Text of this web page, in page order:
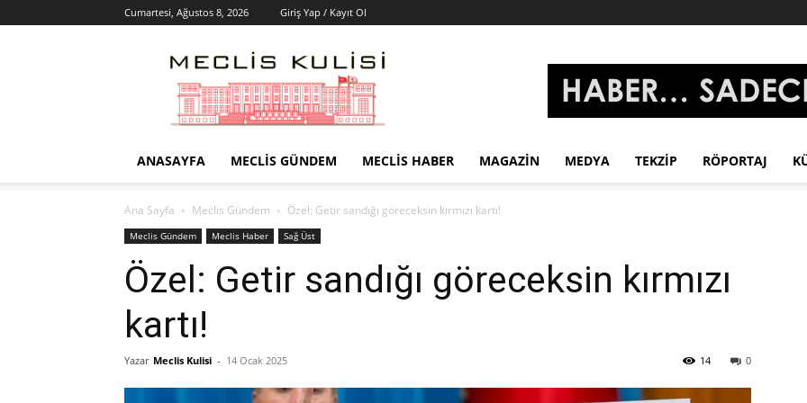
Cumartesi, Ağustos 8, 2026 Giriş Yap / Kayıt Ol
Meclis
Kulisi
–
Haber
ANASAYFA
MECLIS GÜNDEM MECLIS HABER MAGAZIN MEDYA TEKZIP RÖPORTAJ
Ana Sayfa Meclis Gündem Özel: Getir sandığı göreceksin kırmızı kartı!
Meclis Gündem Meclis Haber Sağ Üst
Özel: Getir sandığı göreceksin kırmızı
kartı!
Yazar Meclis Kulisi - 14 Ocak 2025 0
14